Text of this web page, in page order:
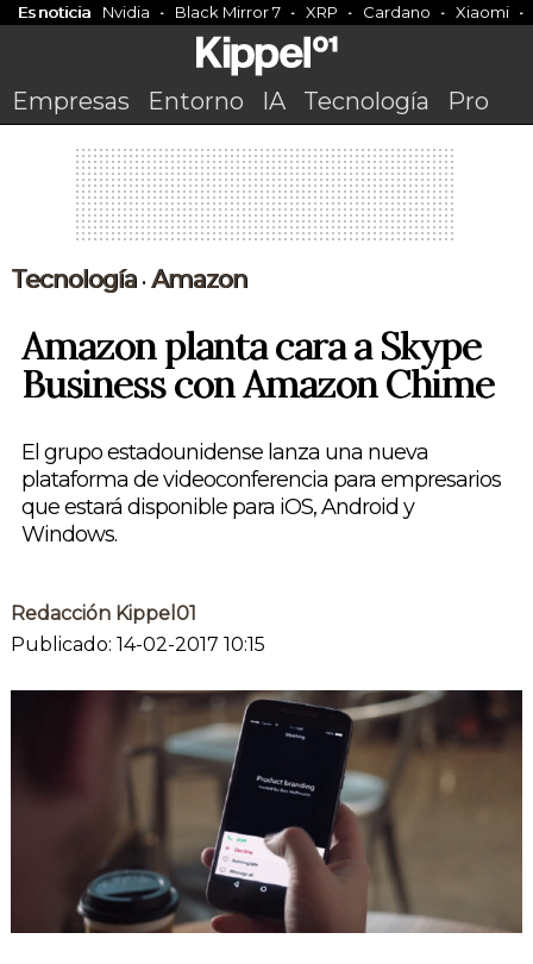
Es noticia Nvidia Black Mirror 7 XRP Cardano Xiaomi
Empresas Entorno IA Tecnología Pro
Tecnología• Amazon
Amazon planta cara a Skype
Business con Amazon Chime
El grupo estadounidense lanza una nueva
plataforma de videoconferencia para empresarios
que estará disponible para iOS, Android y
Windows.
Redacción Kippel01
Publicado: 14-02-2017 10:15